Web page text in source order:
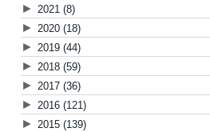
► 2021 (8)
► 2020 (18)
► 2019 (44)
► 2018 (59)
► 2017 (36)
► 2016 (121)
► 2015 (139)